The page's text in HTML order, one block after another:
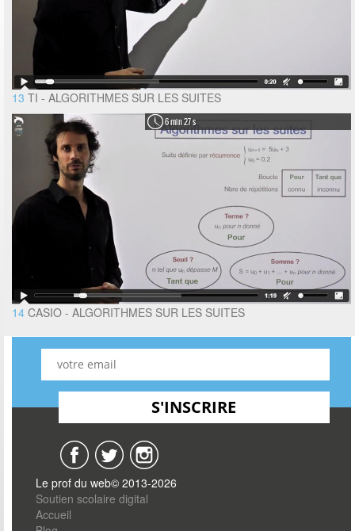
13 TI - ALGORITHMES SUR LES SUITES
6 min 27 s
14 CASIO - ALGORITHMES SUR LES SUITES
Le prof du web© 2013-2026
Soutien scolaire digital
Accueil